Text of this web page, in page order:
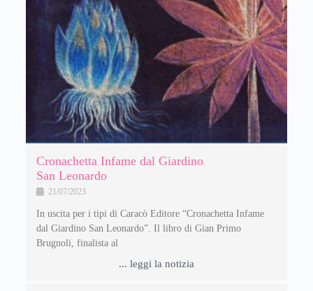
Cronachetta Infame dal Giardino
San Leonardo
21/07/2023
In uscita per i tipi di Caracò Editore “Cronachetta Infame
dal Giardino San Leonardo”. Il libro di Gian Primo
Brugnoli, finalista al
... leggi la notizia